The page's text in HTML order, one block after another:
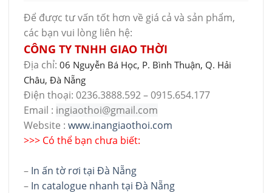
Để được tư vấn tốt hơn về giá cả và sản phẩm,
các bạn vui lòng liên hệ:
CÔNG TY TNHH GIAO THỜI
Địa chỉ: 06 Nguyễn Bá Học, P. Bình Thuận, Q. Hải
Châu, Đà Nẵng
Điện thoại: 0236.3888.592 – 0915.654.177
Email : ingiaothoi@gmail.com
Website : www.inangiaothoi.com
>>> Có thể bạn chưa biết:
– In ấn tờ rơi tại Đà Nẵng
– In catalogue nhanh tại Đà Nẵng